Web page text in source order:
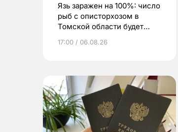
Язь заражен на 100%: число
рыб с описторхозом в
Томской области будет
17:00 / 06.08.26